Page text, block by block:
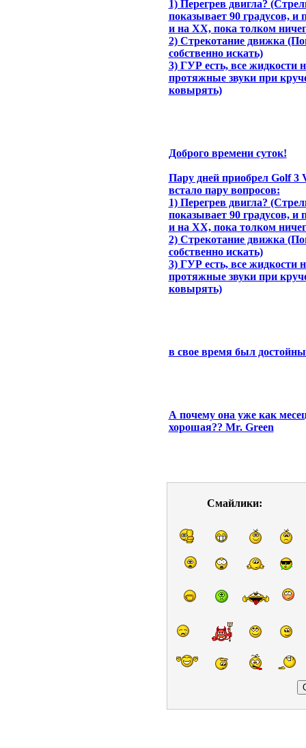
1) Перегрев двигла?
показывает 90 градусов, и
и на ХХ, пока толком
2) Стрекотание движка
собственно искать)
3) ГУР есть, все жидкости
протяжные звуки при
ковырять)
Доброго времени суток!
Пару дней приобрел Golf 3
встало пару вопросов:
1) Перегрев двигла?
показывает 90 градусов, и
и на ХХ, пока толком
2) Стрекотание движка
собственно искать)
3) ГУР есть, все жидкости
протяжные звуки при
ковырять)
в свое время был
А почему она уже как
хорошая?? Mr. Green
Смайлики: